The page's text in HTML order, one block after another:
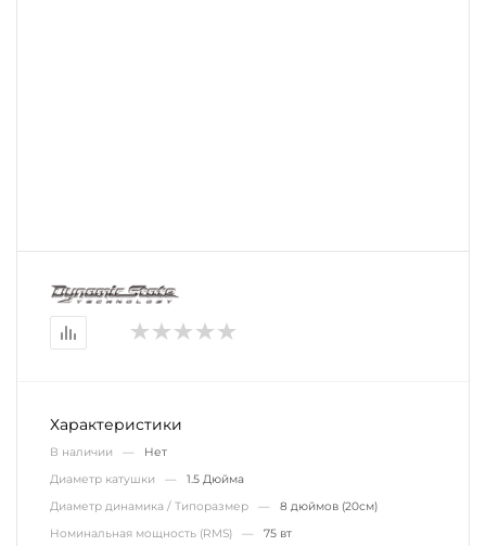
Характеристики
В наличии — Нет
Диаметр катушки — 1.5 Дюйма
Диаметр динамика / Типоразмер — 8 дюймов (20см)
Номинальная мощность (RMS) — 75 вт